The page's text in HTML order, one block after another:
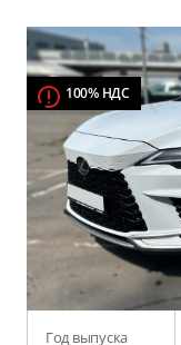
100% НДС
Год выпуска